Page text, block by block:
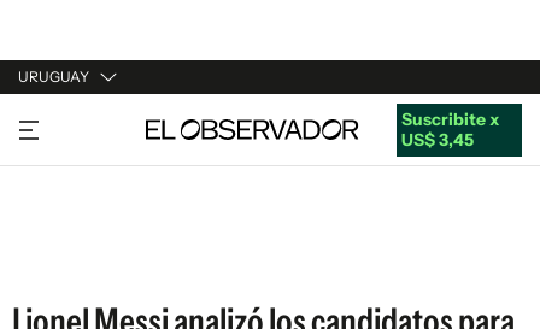
URUGUAY
URUGUAY
ARGENTINA
Suscribite x
US$ 3,45